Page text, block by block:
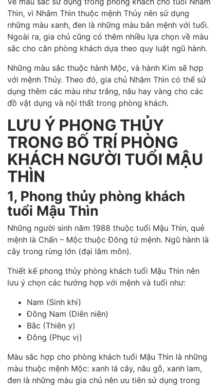
Thìn, vì Nhâm Thìn thuộc mệnh Thủy nên sử dụng
những màu xanh, đen là những màu bản mệnh với tuổi.
Ngoài ra, gia chủ cũng có thêm nhiều lựa chọn về màu
sắc cho căn phòng khách dựa theo quy luật ngũ hành.
Những màu sắc thuộc hành Mộc, và hành Kim sẽ hợp
với mệnh Thủy. Theo đó, gia chủ Nhâm Thìn có thể sử
dụng thêm các màu như trắng, nâu hay vàng cho các
đồ vật dụng và nội thất trong phòng khách.
LƯU Ý PHONG THỦY
TRONG BỐ TRÍ PHÒNG
KHÁCH NGƯỜI TUỔI MẬU
THÌN
1, Phong thủy phòng khách
tuổi Mậu Thìn
Những người sinh năm 1988 thuộc tuổi Mậu Thìn, quẻ
mệnh là Chấn – Mộc thuộc Đông tứ mệnh. Ngũ hành là
cây trong rừng lớn (đại lâm môn).
Thiết kế phong thủy phòng khách tuổi Mậu Thìn nên
lưu ý chọn các hướng hợp với mệnh và tuổi như:
Nam (Sinh khí)
Đông Nam (Diên niên)
Bắc (Thiên y)
Đông (Phục vị)
Màu sắc hợp cho phòng khách tuổi Mậu Thìn là những
màu thuộc mệnh Mộc: xanh lá cây, nâu gỗ, xanh lam,
đen là những màu gia chủ nên ưu tiên sử dụng trong